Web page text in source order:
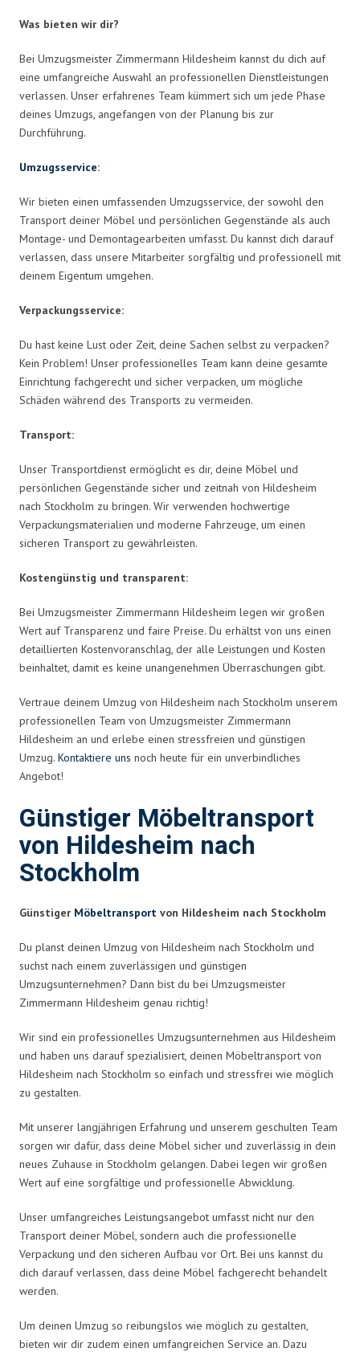
Was bieten wir dir?
Bei Umzugsmeister Zimmermann Hildesheim kannst du dich auf
eine umfangreiche Auswahl an professionellen Dienstleistungen
verlassen. Unser erfahrenes Team kümmert sich um jede Phase
deines Umzugs, angefangen von der Planung bis zur
Durchführung.
Umzugsservice:
Wir bieten einen umfassenden Umzugsservice, der sowohl den
Transport deiner Möbel und persönlichen Gegenstände als auch
Montage- und Demontagearbeiten umfasst. Du kannst dich darauf
verlassen, dass unsere Mitarbeiter sorgfältig und professionell mit
deinem Eigentum umgehen.
Verpackungsservice:
Du hast keine Lust oder Zeit, deine Sachen selbst zu verpacken?
Kein Problem! Unser professionelles Team kann deine gesamte
Einrichtung fachgerecht und sicher verpacken, um mögliche
Schäden während des Transports zu vermeiden.
Transport:
Unser Transportdienst ermöglicht es dir, deine Möbel und
persönlichen Gegenstände sicher und zeitnah von Hildesheim
nach Stockholm zu bringen. Wir verwenden hochwertige
Verpackungsmaterialien und moderne Fahrzeuge, um einen
sicheren Transport zu gewährleisten.
Kostengünstig und transparent:
Bei Umzugsmeister Zimmermann Hildesheim legen wir großen
Wert auf Transparenz und faire Preise. Du erhältst von uns einen
detaillierten Kostenvoranschlag, der alle Leistungen und Kosten
beinhaltet, damit es keine unangenehmen Überraschungen gibt.
Vertraue deinem Umzug von Hildesheim nach Stockholm unserem
professionellen Team von Umzugsmeister Zimmermann
Hildesheim an und erlebe einen stressfreien und günstigen
Umzug. Kontaktiere uns noch heute für ein unverbindliches
Angebot!
Günstiger Möbeltransport
von Hildesheim nach
Stockholm
Günstiger Möbeltransport von Hildesheim nach Stockholm
Du planst deinen Umzug von Hildesheim nach Stockholm und
suchst nach einem zuverlässigen und günstigen
Umzugsunternehmen? Dann bist du bei Umzugsmeister
Zimmermann Hildesheim genau richtig!
Wir sind ein professionelles Umzugsunternehmen aus Hildesheim
und haben uns darauf spezialisiert, deinen Möbeltransport von
Hildesheim nach Stockholm so einfach und stressfrei wie möglich
zu gestalten.
Mit unserer langjährigen Erfahrung und unserem geschulten Team
sorgen wir dafür, dass deine Möbel sicher und zuverlässig in dein
neues Zuhause in Stockholm gelangen. Dabei legen wir großen
Wert auf eine sorgfältige und professionelle Abwicklung.
Unser umfangreiches Leistungsangebot umfasst nicht nur den
Transport deiner Möbel, sondern auch die professionelle
Verpackung und den sicheren Aufbau vor Ort. Bei uns kannst du
dich darauf verlassen, dass deine Möbel fachgerecht behandelt
werden.
Um deinen Umzug so reibungslos wie möglich zu gestalten,
bieten wir dir zudem einen umfangreichen Service an. Dazu